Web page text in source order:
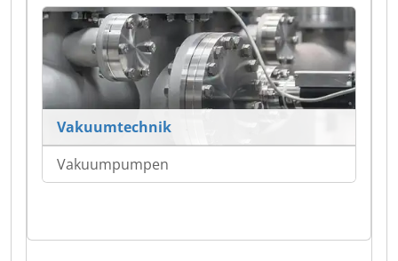
Vakuumtechnik
Vakuumpumpen